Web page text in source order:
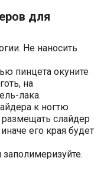
для
Не наносить
пинцета окуните
на
лака.
к ногтю
слайдер
его края будет